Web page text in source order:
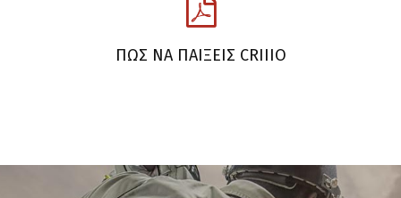
ΠΩΣ ΝΑ ΠΑΙΞΕΙΣ CRIIIO